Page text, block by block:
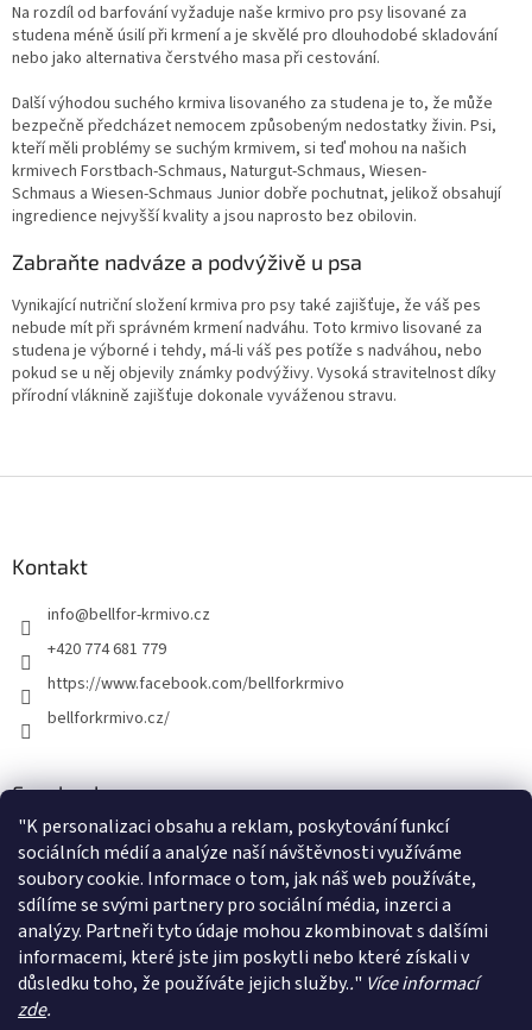
"K personalizaci obsahu a reklam, poskytování funkcí
sociálních médií a analýze naší návštěvnosti využíváme
soubory cookie. Informace o tom, jak náš web používáte,
sdílíme se svými partnery pro sociální média, inzerci a
analýzy. Partneři tyto údaje mohou zkombinovat s dalšími
informacemi, které jste jim poskytli nebo které získali v
důsledku toho, že používáte jejich služby.." Více informací
zde.
Na rozdíl od barfování vyžaduje naše krmivo pro psy lisované za
studena méně úsilí při krmení a je skvělé pro dlouhodobé skladování
nebo jako alternativa čerstvého masa při cestování.
Další výhodou suchého krmiva lisovaného za studena je to, že může
bezpečně předcházet nemocem způsobeným nedostatky živin. Psi,
kteří měli problémy se suchým krmivem, si teď mohou na našich
krmivech Forstbach-Schmaus, Naturgut-Schmaus, Wiesen-
Schmaus a Wiesen-Schmaus Juniordobře pochutnat, jelikož obsahují
ingredience nejvyšší kvality a jsou naprosto bez obilovin.
Zabraňte nadváze a podvýživě u psa
Vynikající nutriční složení krmiva pro psy také zajišťuje, že váš pes
nebude mít při správném krmení nadváhu. Toto krmivo lisované za
studena je výborné i tehdy, má-li váš pes potíže s nadváhou, nebo
pokud se u něj objevily známky podvýživy. Vysoká stravitelnost díky
přírodní vláknině zajišťuje dokonale vyváženou stravu.
Kontakt
info@bellfor-krmivo.cz
+420 774 681 779
https://www.facebook.com/bellforkrmivo
bellforkrmivo.cz/
Facebook
Instagram
Sledovat na Instagramu